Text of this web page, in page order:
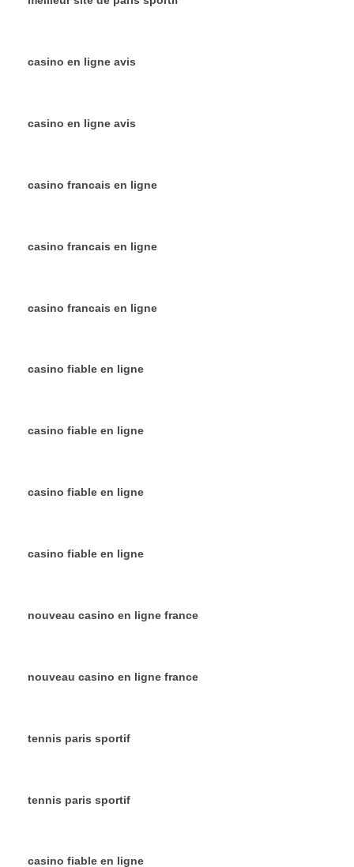
casino en ligne avis
casino en ligne avis
casino francais en ligne
casino francais en ligne
casino francais en ligne
casino fiable en ligne
casino fiable en ligne
casino fiable en ligne
casino fiable en ligne
nouveau casino en ligne france
nouveau casino en ligne france
tennis paris sportif
tennis paris sportif
casino fiable en ligne